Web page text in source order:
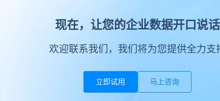
现在，让您的企业数据开口说话
欢迎联系我们，我们将为您提供全力支
立即试用 马上咨询